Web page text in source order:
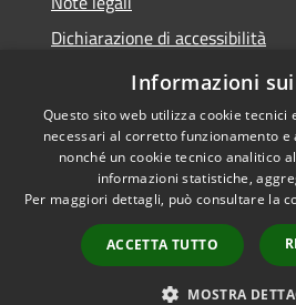
Dichiarazione di accessibilità
Privacy e protezione dei dati
Accessibilità
Informazioni
Questo sito web utilizza cookie
necessari al corretto funzionamento e
nonché un cookie tecnico analitico
informazioni statistiche,
Per maggiori dettagli, può consultare la
ACCETTA TUTTO
MOSTRA